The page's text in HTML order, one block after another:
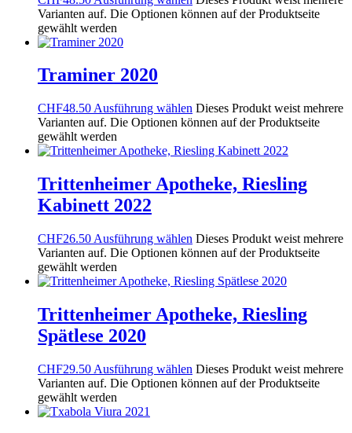
Varianten auf. Die Optionen können auf der Produktseite
gewählt werden
Traminer 2020
CHF48.50 Ausführung wählen Dieses Produkt weist mehrere
Varianten auf. Die Optionen können auf der Produktseite
gewählt werden
Trittenheimer Apotheke, Riesling
Kabinett 2022
CHF26.50 Ausführung wählen Dieses Produkt weist mehrere
Varianten auf. Die Optionen können auf der Produktseite
gewählt werden
Trittenheimer Apotheke, Riesling
Spätlese 2020
CHF29.50 Ausführung wählen Dieses Produkt weist mehrere
Varianten auf. Die Optionen können auf der Produktseite
gewählt werden